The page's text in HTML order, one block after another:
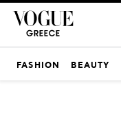
FASHION BEAUTY